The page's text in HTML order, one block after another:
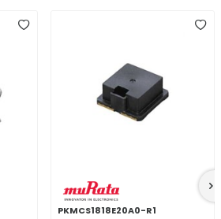
PKMCS1818E20A0-R1